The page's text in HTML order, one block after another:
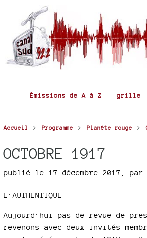
Émissions de A à Z grille
Accueil > Programme > Planête rouge >
OCTOBRE 1917
publié le 17 décembre 2017 par
L’AUTHENTIQUE
Aujourd’hui pas de revue de
revenons avec deux invités